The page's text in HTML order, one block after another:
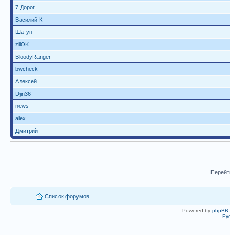
7 Дорог
Василий К
Шатун
zilOK
BloodyRanger
bwcheck
Алексей
Djin36
news
alex
Дмитрий
Список форумов
Powered by phpBB